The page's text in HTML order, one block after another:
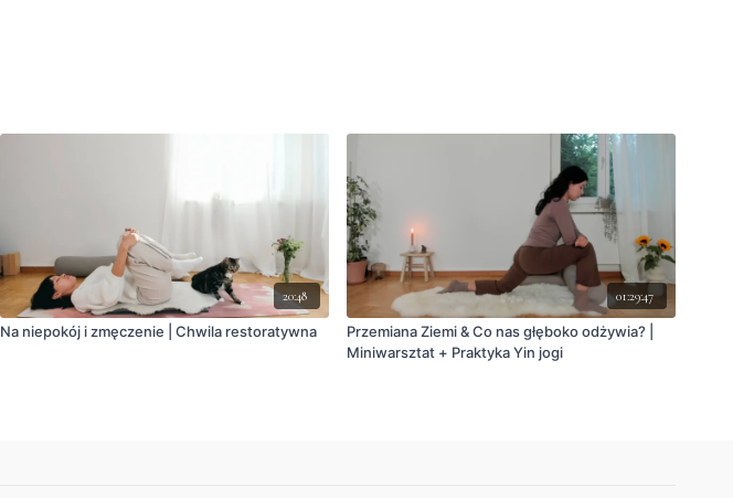
20:48
Na niepokój i zmęczenie | Chwila restoratywna
01:29:47
Przemiana Ziemi & Co nas głęboko odżywia? |
Miniwarsztat + Praktyka Yin jogi